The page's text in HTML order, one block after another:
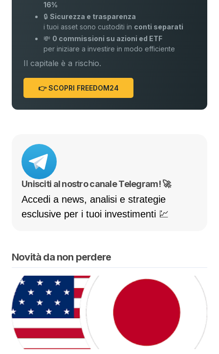
16%
🔒Sicurezza e trasparenza
i tuoi asset sono custoditi in conti separati
💸 0 commissioni su azioni ed ETF
per iniziare a investire in modo efficiente
Il capitale è a rischio.
👉 SCOPRI FREEDOM24
Unisciti al nostro canale Telegram! 🚀
Accedi a news, analisi e strategie
esclusive per i tuoi investimenti 💹
Novità da non perdere